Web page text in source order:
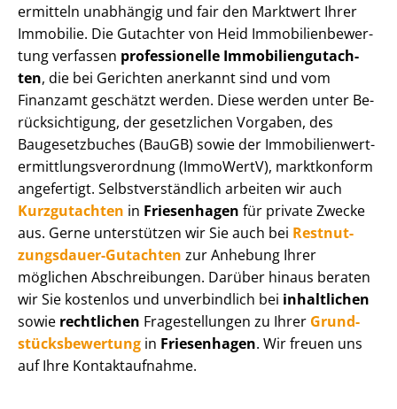
ermitteln unabhängig und fair den Marktwert Ihrer
Immobilie. Die Gutachter von Heid Im­mo­bi­li­en­be­wer­
tung verfassen professionelle Im­mo­bi­li­en­gut­ach­
ten, die bei Gerichten anerkannt sind und vom
Finanzamt geschätzt werden. Diese werden unter Be­
rück­sich­ti­gung, der gesetzlichen Vorgaben, des
Baugesetzbuches (BauGB) sowie der Im­mo­bi­li­en­wert­
ermitt­lungs­ver­ord­nung (ImmoWertV), marktkonform
angefertigt. Selbst­ver­ständ­lich arbeiten wir auch
Kurzgutachten in Friesenhagen für private Zwecke
aus. Gerne unterstützen wir Sie auch bei Rest­nut­
zungs­dau­er-Gutachten zur Anhebung Ihrer
möglichen Abschreibungen. Darüber hinaus beraten
wir Sie kostenlos und unverbindlich bei inhaltlichen
sowie rechtlichen Fragestellungen zu Ihrer Grund­
stücks­be­wer­tung in Friesenhagen. Wir freuen uns
auf Ihre Kontaktaufnahme.